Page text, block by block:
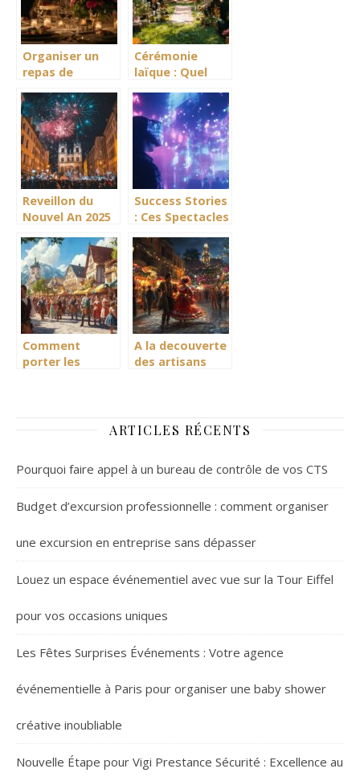
Organiser un
repas de
quelques points
: La méthode
parfaite pour
gérer sa liste
d’invités
Cérémonie
laïque : Quel
pour symboliser
votre union ?
Reveillon du
Nouvel An 2025
comparatif des
plus belles
soirees
dansantes
Success Stories
: Ces Spectacles
Digitaux qui ont
Marque
l’Histoire
Comment
porter les
A la decouverte
des artisans
ARTICLES RÉCENTS
Pourquoi faire appel à un bureau de contrôle de vos CTS
Budget d’excursion professionnelle : comment organiser
une excursion en entreprise sans dépasser
Louez un espace événementiel avec vue sur la Tour Eiffel
pour vos occasions uniques
Les Fêtes Surprises Événements : Votre agence
événementielle à Paris pour organiser une baby shower
créative inoubliable
Nouvelle Étape pour Vigi Prestance Sécurité : Excellence au